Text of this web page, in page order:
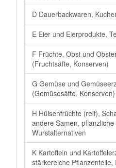
D Dauerbackwaren,
E Eier und Eierprodukte,
F Früchte, Obst und
(Fruchtsäfte, Konserven)
G Gemüse und
(Gemüsesäfte, Konserven)
H Hülsenfrüchte (reif),
andere Samen,
Wurstalternativen
K Kartoffeln und
stärkereiche Pflanzenteile,